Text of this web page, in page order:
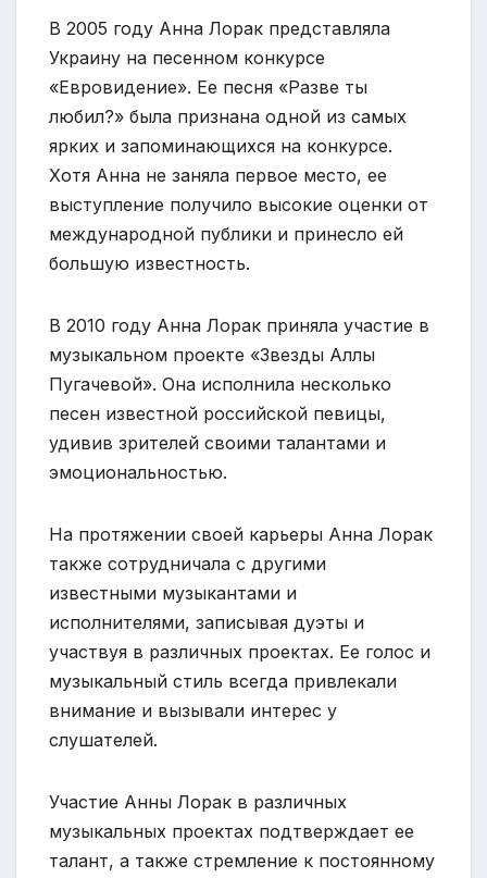
В 2005 году Анна Лорак представляла
Украину на песенном конкурсе
«Евровидение». Ее песня «Разве ты
любил?» была признана одной из самых
ярких и запоминающихся на конкурсе.
Хотя Анна не заняла первое место, ее
выступление получило высокие оценки от
международной публики и принесло ей
большую известность.
В 2010 году Анна Лорак приняла участие в
музыкальном проекте «Звезды Аллы
Пугачевой». Она исполнила несколько
песен известной российской певицы,
удивив зрителей своими талантами и
эмоциональностью.
На протяжении своей карьеры Анна Лорак
также сотрудничала с другими
известными музыкантами и
исполнителями, записывая дуэты и
участвуя в различных проектах. Ее голос и
музыкальный стиль всегда привлекали
внимание и вызывали интерес у
слушателей.
Участие Анны Лорак в различных
музыкальных проектах подтверждает ее
талант, а также стремление к постоянному